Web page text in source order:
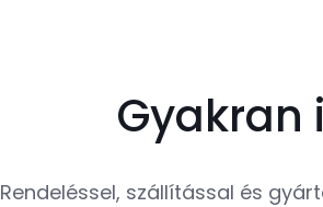
Gyakran
Rendeléssel, szállítással és